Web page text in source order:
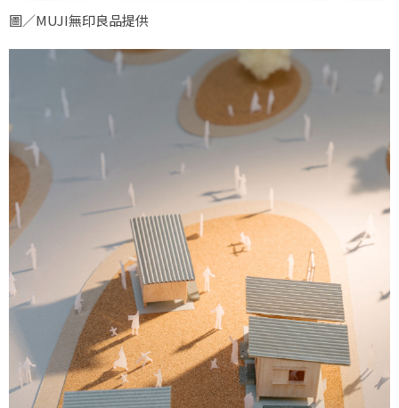
圖／MUJI無印良品提供